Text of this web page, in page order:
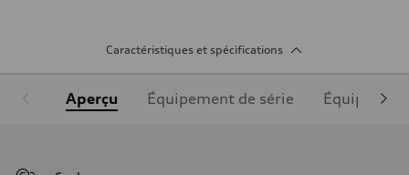
Caractéristiques et spécifications
Aperçu Équipement de série